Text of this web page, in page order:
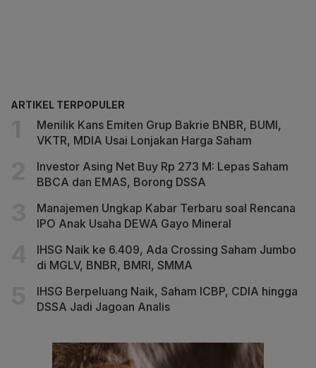
ARTIKEL TERPOPULER
Menilik Kans Emiten Grup Bakrie BNBR, BUMI,
VKTR, MDIA Usai Lonjakan Harga Saham
Investor Asing Net Buy Rp 273 M: Lepas Saham
BBCA dan EMAS, Borong DSSA
Manajemen Ungkap Kabar Terbaru soal Rencana
IPO Anak Usaha DEWA Gayo Mineral
IHSG Naik ke 6.409, Ada Crossing Saham Jumbo
di MGLV, BNBR, BMRI, SMMA
IHSG Berpeluang Naik, Saham ICBP, CDIA hingga
DSSA Jadi Jagoan Analis